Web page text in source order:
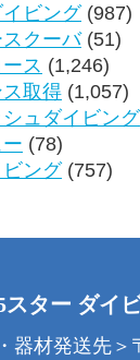
ビング(987)
クーバ(51)
ス (1,246)
取得 (1,057)
シュダイビング
(78)
ング(757)
スター ダイ
器材発送先